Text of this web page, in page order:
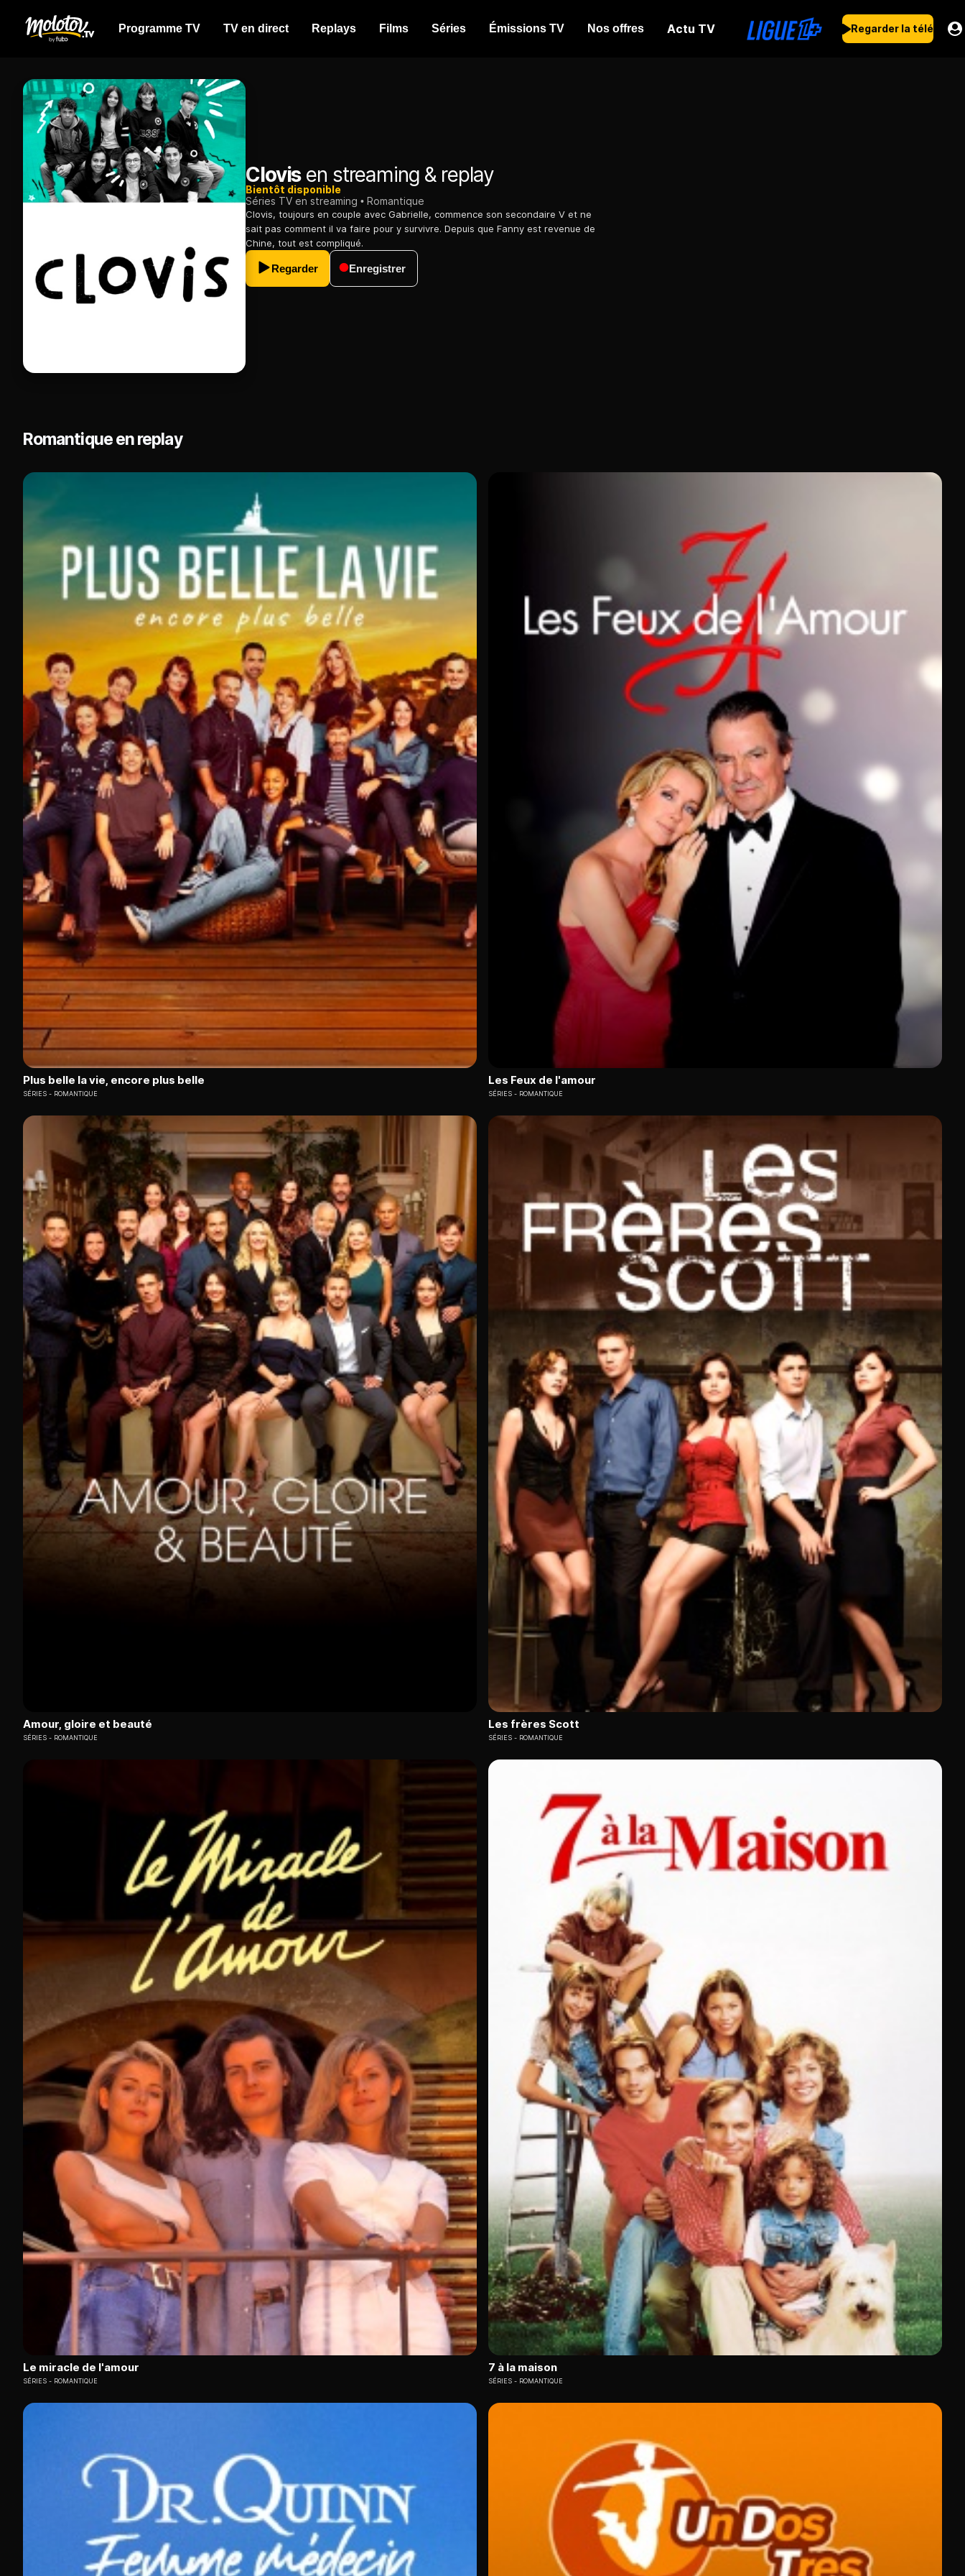
Programme TV TV en direct Replays Films Séries Émissions TV Nos offres Actu TV Regarder la télé
Clovisen streaming & replay
Bientôt disponible
Séries TV en streaming
Romantique
Clovis, toujours en couple avec Gabrielle, commence son secondaire V et ne
sait pas comment il va faire pour y survivre. Depuis que Fanny est revenue de
Chine, tout est compliqué.
Regarder Enregistrer
Romantique en replay
Plus belle la vie, encore plus belle
SÉRIES ROMANTIQUE
Les Feux de l'amour
SÉRIES ROMANTIQUE
Amour, gloire et beauté
SÉRIES ROMANTIQUE
Les frères Scott
SÉRIES ROMANTIQUE
Le miracle de l'amour
SÉRIES ROMANTIQUE
7 à la maison
SÉRIES ROMANTIQUE